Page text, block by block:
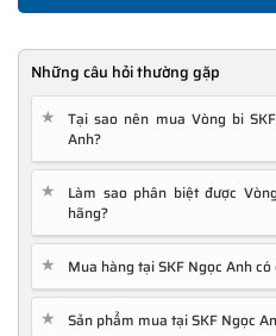
Những câu hỏi thường gặp
★
Tại sao nên mua Vòng bi
Anh?
★
Làm sao phân biệt được
hãng?
★ Mua hàng tại SKF Ngọc Anh
★ Sản phẩm mua tại SKF Ngọc